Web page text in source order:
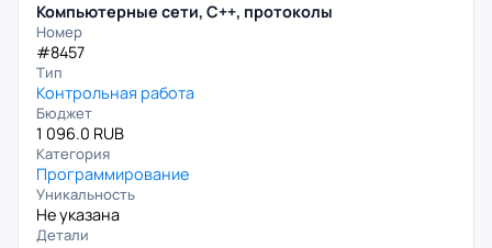
Компьютерные сети, С++, протоколы
Номер
#8457
Тип
Контрольная работа
Бюджет
1 096.0 RUB
Категория
Программирование
Уникальность
Не указана
Детали